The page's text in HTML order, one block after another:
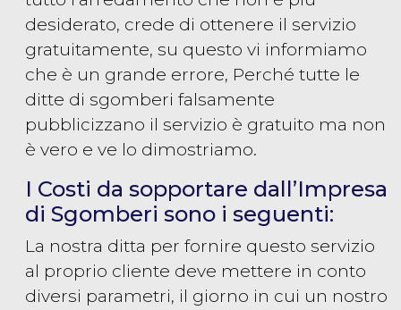
desiderato, crede di ottenere il servizio
gratuitamente, su questo vi informiamo
che è un grande errore, Perché tutte le
ditte di sgomberi falsamente
pubblicizzano il servizio è gratuito ma non
è vero e ve lo dimostriamo.
I Costi da sopportare dall’Impresa
di Sgomberi sono i seguenti:
La nostra ditta per fornire questo servizio
al proprio cliente deve mettere in conto
diversi parametri, il giorno in cui un nostro